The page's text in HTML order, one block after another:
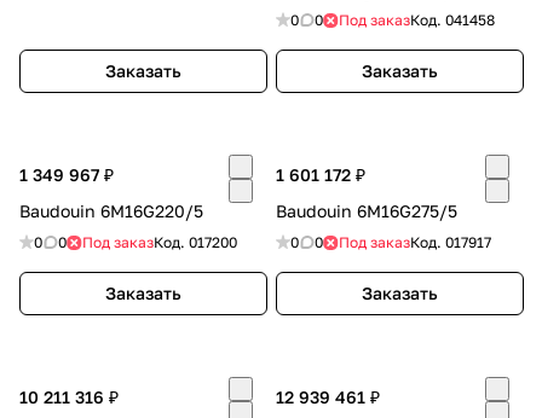
Заказать
2)0 0 Под заказКод. 041458
Заказать
1 349 967 ₽
Baudouin 6M16G220/5
0 0 Под заказКод. 017200
Заказать
1 601 172 ₽
Baudouin 6M16G275/5
0 0 Под заказКод. 017917
Заказать
10 211 316 ₽
12 939 461 ₽